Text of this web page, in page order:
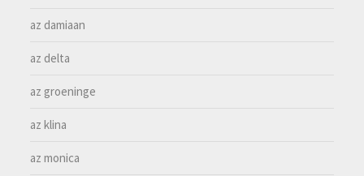
az damiaan
az delta
az groeninge
az klina
az monica